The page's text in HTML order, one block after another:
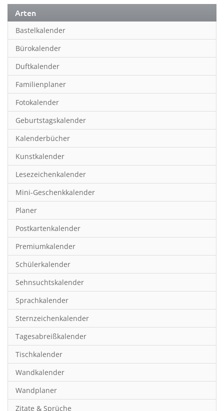
Erotik
Essen & Trinken
Familienplaner
Fantasy
Film
Fotokunst
Frauen
Fußball
Gaming
Geburtstagskalender
Geschichte
Hobby & Basteln
Humor & Cartoon
Inspiration & Entspannung
Inspiration & Spiritualität
Kinderkalender
Kunst
Länder & Städte
Landschaft & Natur
Lifestyle
Literatur
Manga & Animé
Neutrale Kalender
Arten
Bastelkalender
Bürokalender
Duftkalender
Familienplaner
Fotokalender
Geburtstagskalender
Kalenderbücher
Kunstkalender
Lesezeichenkalender
Mini-Geschenkkalender
Planer
Postkartenkalender
Premiumkalender
Schülerkalender
Sehnsuchtskalender
Sprachkalender
Sternzeichenkalender
Tagesabreißkalender
Tischkalender
Wandkalender
Wandplaner
Zitate & Sprüche